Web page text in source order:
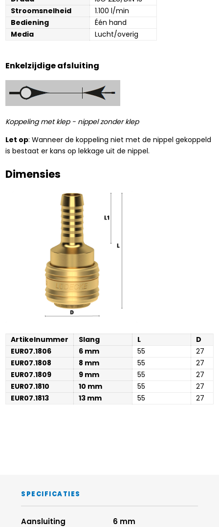
Stroomsnelheid
1.100 l/min
Bediening
Één hand
Media
Lucht/overig
Enkelzijdige afsluiting
Koppeling met klep - nippel zonder klep
Let op: Wanneer de koppeling niet met de nippel gekoppeld
is bestaat er kans op lekkage uit de nippel.
Dimensies
Artikelnummer Slang L
D
EUR07.1806
6 mm 55
27
EUR07.1808
8 mm 55
27
EUR07.1809
9 mm 55
27
EUR07.1810
10 mm 55
27
EUR07.1813
13 mm 55 27
SPECIFICATIES
Aansluiting
6 mm